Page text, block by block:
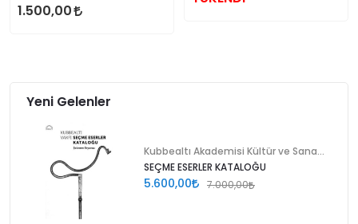
1.500,00
Yeni Gelenler
SEÇME ESERLER KATALOĞU
5.600,00 7.000,00